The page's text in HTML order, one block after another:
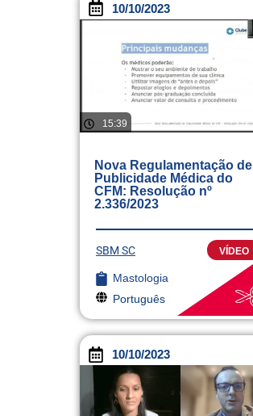
10/10/2023
15:39
Nova Regulamentação de
Publicidade Médica do
CFM: Resolução nº
2.336/2023
SBM SC VÍDEO
Mastologia
Português
10/10/2023